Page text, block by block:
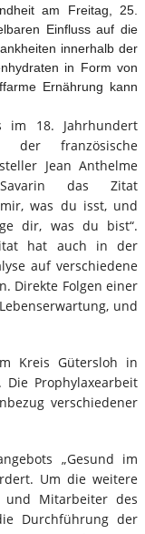
am Freitag, 25.
Einfluss auf die
innerhalb der
in Form von
Ernährung kann
im 18. Jahrhundert
der französische
Jean Anthelme
Savarin das Zitat
mir, was du isst, und
dir, was du bist“.
hat auch in der
auf verschiedene
Direkte Folgen einer
und
Kreis Gütersloh in
Prophylaxearbeit
verschiedener
„Gesund im
Um die weitere
und Mitarbeiter des
Durchführung der